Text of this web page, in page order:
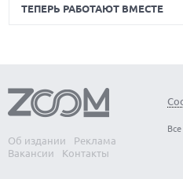
ТЕПЕРЬ РАБОТАЮТ ВМЕСТЕ
Об издании
Реклама
Вакансии
Контакты